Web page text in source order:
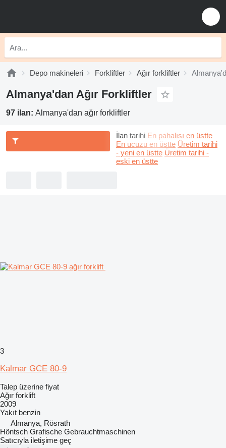
Depo makineleri Forkliftler Ağır forkliftler
Almanya'dan Ağır Forkliftler
97 ilan: Almanya'dan ağır forkliftler
İlan tarihi En pahalısı en üstte
En ucuzu en üstte Üretim tarihi
- yeni en üstte Üretim tarihi -
eski en üstte
3
Kalmar GCE 80-9
Talep üzerine fiyat
Ağır forklift
2009
Yakıt benzin
Almanya, Rösrath
Höntsch Grafische Gebrauchtmaschinen
Satıcıyla iletişime geç